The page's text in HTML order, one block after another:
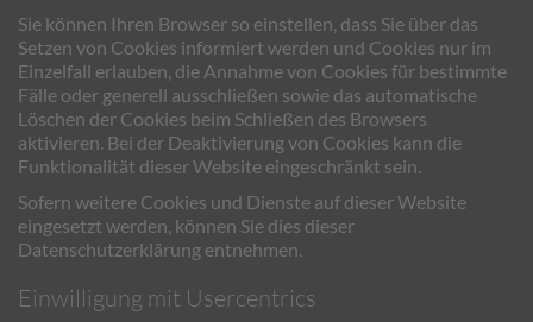
Sie können Ihren Browser so einstellen, dass Sie über das
Setzen von Cookies informiert werden und Cookies nur im
Einzelfall erlauben, die Annahme von Cookies für bestimmte
Fälle oder generell ausschließen sowie das automatische
Löschen der Cookies beim Schließen des Browsers
aktivieren. Bei der Deaktivierung von Cookies kann die
Funktionalität dieser Website eingeschränkt sein.
Sofern weitere Cookies und Dienste auf dieser Website
eingesetzt werden, können Sie dies dieser
Datenschutzerklärung entnehmen.
Einwilligung mit Usercentrics